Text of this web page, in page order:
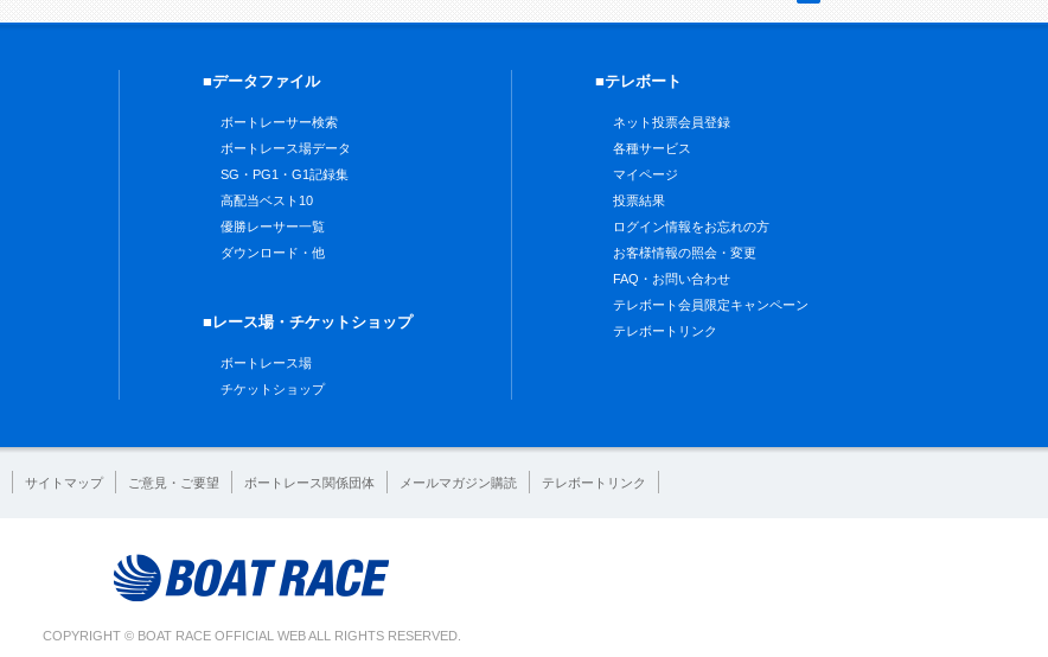
■データファイル
ボートレーサー検索
ボートレース場データ
SG・PG1・G1記録集
高配当ベスト10
優勝レーサー一覧
ダウンロード・他
■レース場・チケットショップ
ボートレース場
チケットショップ
■テレボート
ネット投票会員登録
各種サービス
マイページ
投票結果
ログイン情報をお忘れの方
お客様情報の照会・変更
FAQ・お問い合わせ
テレボート会員限定キャンペーン
テレボートリンク
サイトマップ ご意見・ご要望 ボートレース関係団体 メールマガジン購読 テレボートリンク
COPYRIGHT © BOAT RACE OFFICIAL WEB ALL RIGHTS RESERVED.